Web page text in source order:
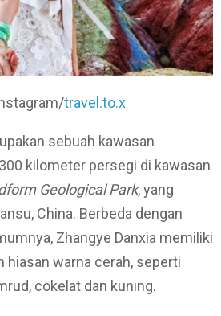
travel.to.x
sebuah kawasan
kilometer persegi di kawasan
Geological Park, yang
China. Berbeda dengan
Zhangye Danxia memiliki
hiasan warna cerah, seperti
cokelat dan kuning.